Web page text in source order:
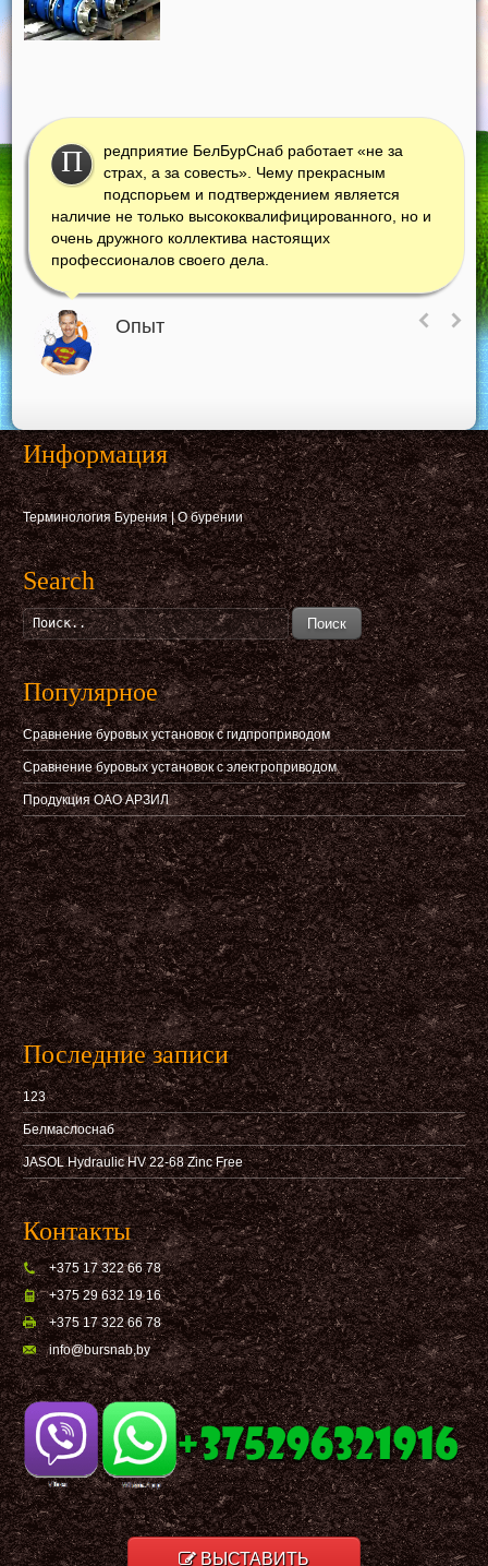
П
редприятие БелБурСнаб работает «не за
страх, а за совесть». Чему прекрасным
подспорьем и подтверждением является
наличие не только высококвалифицированного, но и
очень дружного коллектива настоящих
профессионалов своего дела.
Опыт
Информация
Терминология Бурения|О бурении
Search
Поиск
Популярное
Сравнение буровых установок с гидпроприводом
Сравнение буровых установок с электроприводом
Продукция ОАО АРЗИЛ
Последние записи
123
Белмаслоснаб
JASOL Hydraulic HV 22-68 Zinc Free
Контакты
+375 17 322 66 78
+375 29 632 19 16
+375 17 322 66 78
info@bursnab,by
ВЫСТАВИТЬ